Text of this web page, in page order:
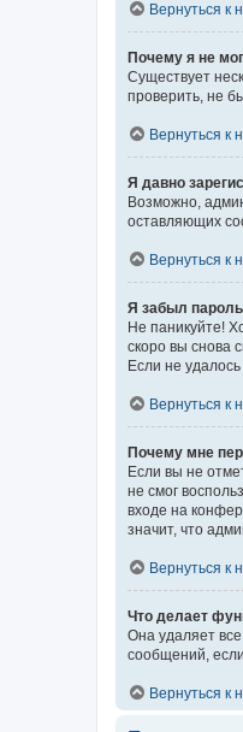
Вернуться к
Почему я не
Существует
проверить, не
Вернуться к
Я давно
Возможно,
оставляющих
Вернуться к
Я забыл
Не паникуйте!
скоро вы снова
Если не
Вернуться к
Почему мне
Если вы не
не смог
входе на
значит, что
Вернуться к
Что делает
Она удаляет
сообщений,
Вернуться к